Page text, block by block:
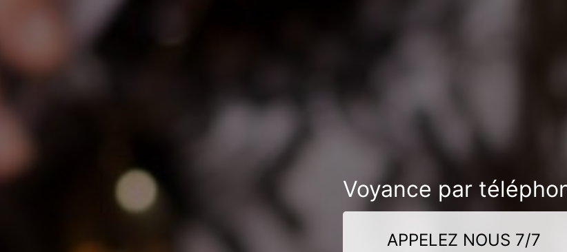
Voyance par
APPELEZ NOUS 7/7